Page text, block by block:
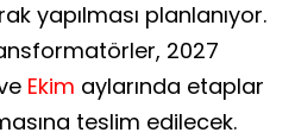
yapılması planlanıyor.
2027
Ekim aylarında etaplar
teslim edilecek.